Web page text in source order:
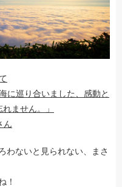
に巡り合いました、感動と
ません。」
ん
わないと見られない、まさ
！